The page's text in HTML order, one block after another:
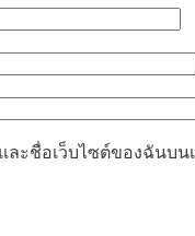
ละชื่อเว็บไซต์ของฉันบน